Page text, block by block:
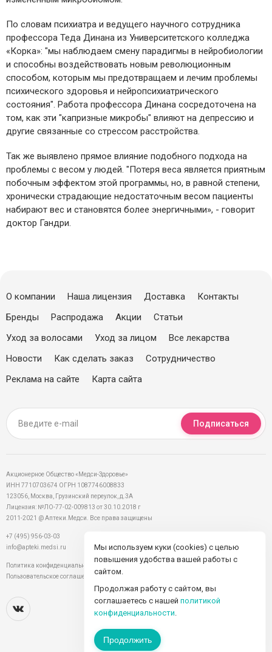
По словам психиатра и ведущего научного сотрудника
профессора Теда Динана из Университетского колледжа
«Корка»: "мы наблюдаем смену парадигмы в нейробиологии
и способны воздействовать новым революционным
способом, которым мы предотвращаем и лечим проблемы
психического здоровья и нейропсихиатрического
состояния". Работа профессора Динана сосредоточена на
том, как эти "капризные микробы" влияют на депрессию и
другие связанные со стрессом расстройства.
Так же выявлено прямое влияние подобного подхода на
проблемы с весом у людей. "Потеря веса является приятным
побочным эффектом этой программы, но, в равной степени,
хронически страдающие недостаточным весом пациенты
набирают вес и становятся более энергичными», - говорит
доктор Гандри.
О компании Наша лицензия Доставка
Контакты
Бренды
Распродажа Акции
Статьи
Уход за волосами
Уход за лицом
Все лекарства
Новости
Как сделать заказ
Сотрудничество
Реклама на сайте
Карта сайта
Подписаться
Акционерное Общество «Медси-Здоровье»
ИНН 7710703674 ОГРН 1087746008833
123056, Москва, Грузинский переулок, д.3А
Лицензия: №ЛО-77-02-009813 от 30.10.2018 г
2011-2021 @ Аптеки.Медси. Все права защищены
+7 (495) 956-03-03
info@apteki.medsi.ru
Политика конфиденциальности
Пользовательское соглашение
Мы используем куки (cookies) с целью
повышения удобства вашей работы с
сайтом.
Продолжая работу с сайтом, вы
соглашаетесь с нашей политикой
конфиденциальности
Продолжить